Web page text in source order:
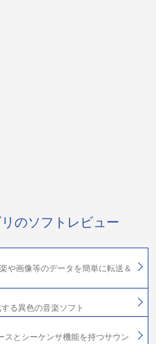
のソフトレビュー
や画像等のデータを簡単に転送＆
る異色の音楽ソフト
スとシーケンサ機能を持つサウン